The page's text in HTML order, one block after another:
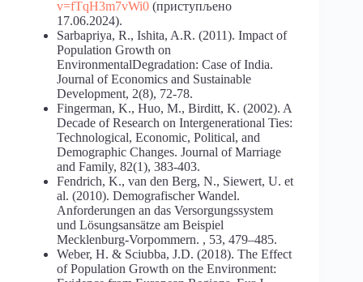
v=fTqH3m7vWi0 (приступљено
17.06.2024).
Sarbapriya, R., Ishita, A.R. (2011). Impact of
Population Growth on
EnvironmentalDegradation: Case of India.
Journal of Economics and Sustainable
Development, 2(8), 72-78.
Fingerman, K., Huo, M., Birditt, K. (2002). A
Decade of Research on Intergenerational Ties:
Technological, Economic, Political, and
Demographic Changes. Journal of Marriage
and Family, 82(1), 383-403.
Fendrich, K., van den Berg, N., Siewert, U. et
al. (2010). Demografischer Wandel.
Anforderungen an das Versorgungssystem
und Lösungsansätze am Beispiel
Mecklenburg-Vorpommern. , 53, 479–485.
Weber, H. & Sciubba, J.D. (2018). The Effect
of Population Growth on the Environment: